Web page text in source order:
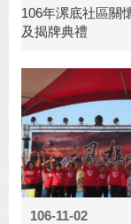
106年漯底社區關
及揭牌典禮
106-11-02